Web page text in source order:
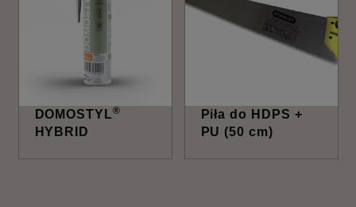
DOMOSTYL®
HYBRID
Piła do HDPS +
PU (50 cm)